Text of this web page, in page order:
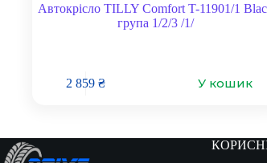
Автокрісло TILLY Comfort T-11901/1
група 1/2/3 /1/
2 859₴ У кошик